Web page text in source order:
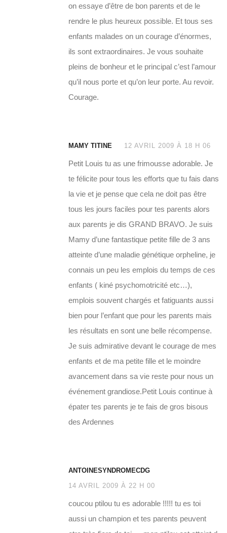
on essaye d’être de bon parents et de le
rendre le plus heureux possible. Et tous ses
enfants malades on un courage d’énormes,
ils sont extraordinaires. Je vous souhaite
pleins de bonheur et le principal c’est l’amour
qu’il nous porte et qu’on leur porte. Au revoir.
Courage.
MAMY TITINE 12 AVRIL 2009 À 18 H 06
Petit Louis tu as une frimousse adorable. Je
te félicite pour tous les efforts que tu fais dans
la vie et je pense que cela ne doit pas être
tous les jours faciles pour tes parents alors
aux parents je dis GRAND BRAVO. Je suis
Mamy d’une fantastique petite fille de 3 ans
atteinte d’une maladie génétique orpheline, je
connais un peu les emplois du temps de ces
enfants ( kiné psychomotricité etc…),
emplois souvent chargés et fatiguants aussi
bien pour l’enfant que pour les parents mais
les résultats en sont une belle récompense.
Je suis admirative devant le courage de mes
enfants et de ma petite fille et le moindre
avancement dans sa vie reste pour nous un
événement grandiose.Petit Louis continue à
épater tes parents je te fais de gros bisous
des Ardennes
ANTOINESYNDROMECDG
14 AVRIL 2009 À 22 H 00
coucou ptilou tu es adorable !!!!! tu es toi
aussi un champion et tes parents peuvent